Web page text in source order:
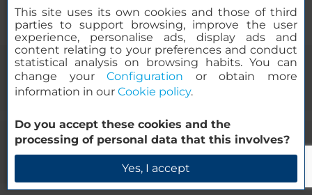
Canal éthique
© 2000-2026 MINOR HOTELS EUROPE & AMERICAS Santa Engracia
120. 28003 Madrid, Espagne
This site uses its own cookies and those of third
parties to support browsing, improve the user
experience, personalise ads, display ads and
content relating to your preferences and conduct
statistical analysis on browsing habits. You can
change yourConfiguration or obtain more
information in our Cookie policy.
Do you accept these cookies and the
processing of personal data that this involves?
Yes, I accept